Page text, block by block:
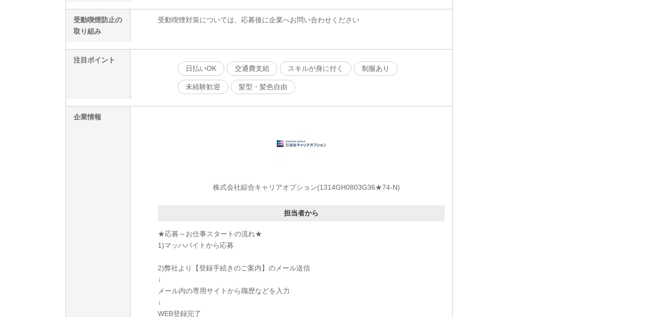
受動喫煙防止の
取り組み
受動喫煙対策については、応募後に企業へお問い合わせください
注目ポイント
日払いOK
交通費支給 スキルが身に付く 制服あり
未経験歓迎 髪型・髪色自由
企業情報
株式会社綜合キャリアオプション(1314GH0803G36★74-N)
担当者から
★応募～お仕事スタートの流れ★
1)マッハバイトから応募
2)弊社より【登録手続きのご案内】のメール送信
↓
メール内の専用サイトから職歴などを入力
↓
WEB登録完了